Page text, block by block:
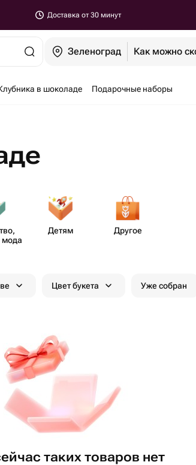
Доставка от 30 минут
Зеленоград Как можно
в шоколаде Подарочные наборы
мода
Детям Другое
Цвет букета Уже собран
таких товаров нет